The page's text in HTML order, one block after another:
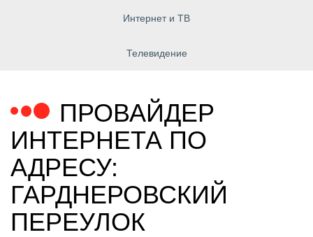
Интернет и ТВ
Телевидение
ПРОВАЙДЕР
ИНТЕРНЕТА ПО
АДРЕСУ:
ГАРДНЕРОВСКИЙ
ПЕРЕУЛОК